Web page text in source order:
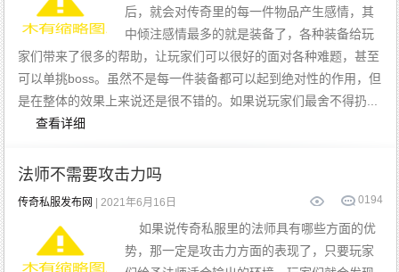
后，就会对传奇里的每一件物品产生感情，其
中倾注感情最多的就是装备了，各种装备给玩
家们带来了很多的帮助，让玩家们可以很好的面对各种难题，甚至
可以单挑boss。虽然不是每一件装备都可以起到绝对性的作用，但
是在整体的效果上来说还是很不错的。如果说玩家们最舍不得扔...
查看详细
法师不需要攻击力吗
194
0
传奇私服发布网 | 2021年6月16日
如果说传奇私服里的法师具有哪些方面的优
势，那一定是攻击力方面的表现了，只要玩家